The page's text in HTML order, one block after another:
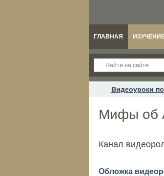
ГЛАВНАЯ
Видеоуроки
Мифы об
Канал
Обложка